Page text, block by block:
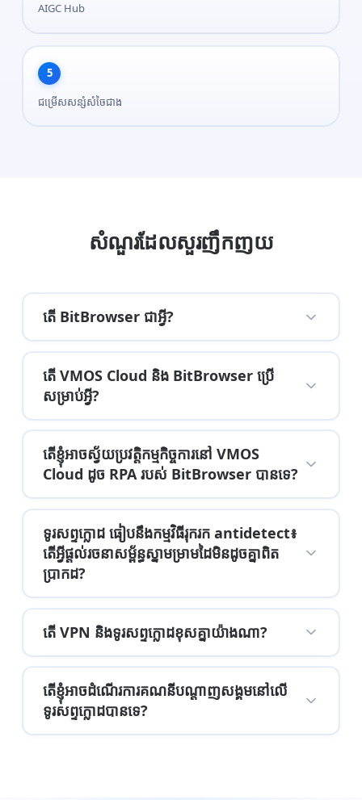
AIGC Hub
5
ជម្រើសសន្សំសំចៃជាង
សំណួរដែលសួរញឹកញយ
តើ BitBrowser ជាអ្វី?
តើ VMOS Cloud និង BitBrowser ប្រើ
សម្រាប់អ្វី?
តើខ្ញុំអាចស្វ័យប្រវត្តិកម្មកិច្ចការនៅ VMOS
Cloud ដូច RPA របស់ BitBrowser បានទេ?
ទូរសព្ទក្លោដ ធៀបនឹងកម្មវិធីរុករក antidetect៖
តើអ្វីផ្តល់រចនាសម្ព័ន្ធស្នាមម្រាមដៃមិនដូចគ្នាពិត
ប្រាកដ?
តើ VPN និងទូរសព្ទក្លោដខុសគ្នាយ៉ាងណា?
តើខ្ញុំអាចដំណើរការគណនីបណ្តាញសង្គមនៅលើ
ទូរសព្ទក្លោដបានទេ?